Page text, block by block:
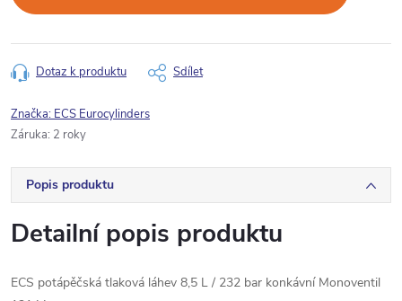
Dotaz k produktu Sdílet
Značka: ECS Eurocylinders
Záruka: 2 roky
Popis produktu
Detailní popis produktu
ECS potápěčská tlaková láhev 8,5 L / 232 bar konkávní Monoventil